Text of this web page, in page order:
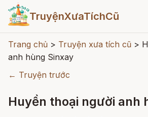
TruyệnXưaTíchCũ
Trang chủ > Truyện xưa tích cũ >
anh hùng Sinxay
← Truyện trước
Huyền thoại người anh